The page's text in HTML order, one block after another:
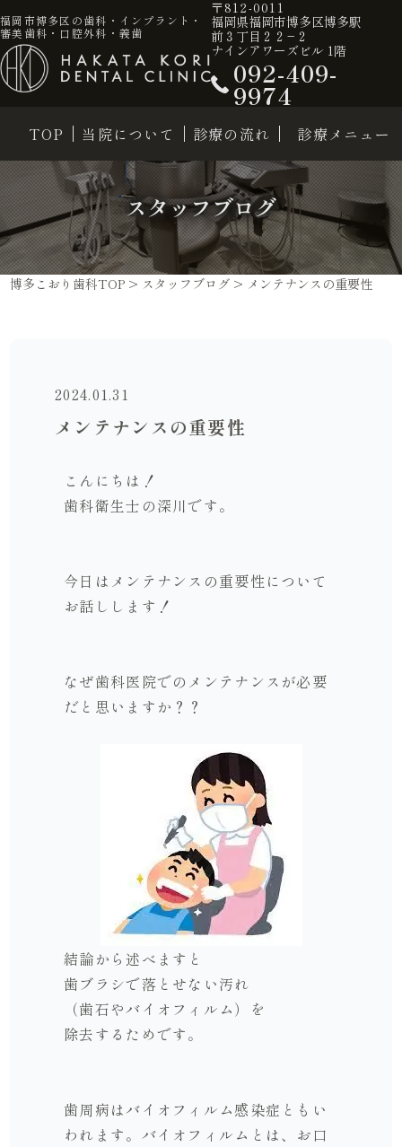
福岡市博多区の歯科・インプラント・
審美歯科・口腔外科・義歯
〒812-0011
福岡県福岡市博多区博多駅
前３丁目２２−２
ナインアワーズビル 1階
092-409-
9974
TOP 当院について 診療の流れ 診療メニュー
スタッフブログ
博多こおり歯科TOP > スタッフブログ > メンテナンスの重要性
2024.01.31
メンテナンスの重要性
こんにちは！
歯科衛生士の深川です。
今日はメンテナンスの重要性について
お話しします！
なぜ歯科医院でのメンテナンスが必要
だと思いますか？？
結論から述べますと
歯ブラシで落とせない汚れ
（歯石やバイオフィルム）を
除去するためです。
歯周病はバイオフィルム感染症ともい
われます。バイオフィルムとは、お口